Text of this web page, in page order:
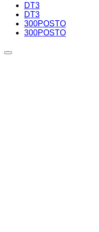
DT3
DT3
300POSTO
300POSTO